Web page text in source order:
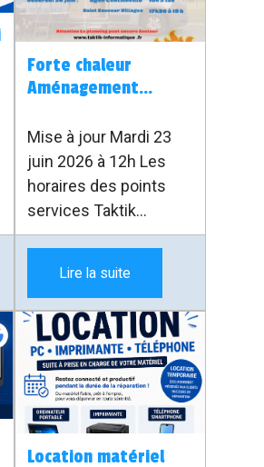
Forte chaleur
Aménagement
Mise à jour Mardi 23
juin 2026 à 12h Les
horaires des points
services Taktik
Informatique sont
fortes chaleurs
annoncées dans la
Manche.
Lire la suite
Location matériel